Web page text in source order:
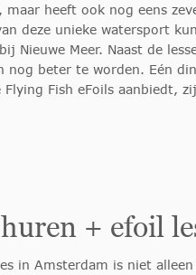
maar heeft ook nog eens
deze unieke watersport
Nieuwe Meer. Naast de
nog beter te worden. Eén
Flying Fish eFoils aanbiedt,
+ efoil
in Amsterdam is niet